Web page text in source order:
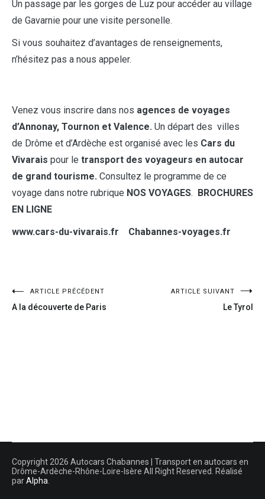
Un passage par les gorges de Luz pour accéder au village
de Gavarnie pour une visite personelle.
Si vous souhaitez d’avantages de renseignements,
n’hésitez pas a nous appeler.
Venez vous inscrire dans nos agences de voyages
d’Annonay, Tournon et Valence. Un départ des villes
de Drôme et d’Ardèche est organisé avec les Cars du
Vivarais pour le transport des voyageurs en autocar
de grand tourisme. Consultez le programme de ce
voyage dans notre rubrique NOS VOYAGES. BROCHURES
EN LIGNE
www.cars-du-vivarais.fr Chabannes-voyages.fr
ARTICLE PRÉCÉDENT
A la découverte de Paris
ARTICLE SUIVANT
Le Tyrol
Copyright 2026 Autocars Chabannes | Transport en autocars en
Drôme-Ardèche-Rhône-Loire-Isère All Right Reserved. Réalisé
parAlpha